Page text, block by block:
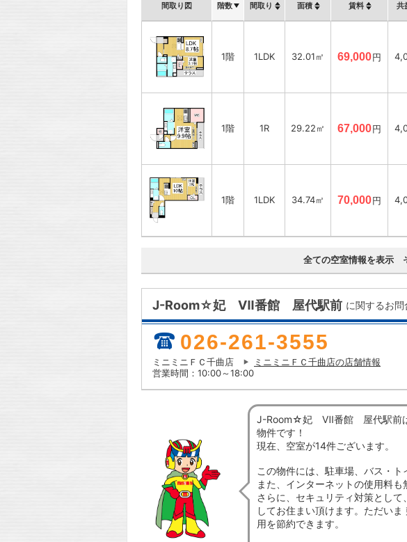
間取り図 階数 間取り 面積 賃料 共
1階 1LDK 32.01㎡ 69,000円
1階 1R 29.22㎡ 67,000円
1階 1LDK 34.74㎡ 70,000円
全ての空室情報を表示
J-Room☆妃 Ⅶ番館 屋代駅前 に関するお
026-261-3555
ミニミニＦＣ千曲店
ミニミニＦＣ千曲店の店舗情報
営業時間：10:00～18:00
J-Room☆妃 Ⅶ番館 屋代駅前は
物件です！
現在、空室が14件ございます。
この物件には、駐車場、バス・ト
また、インターネットの使用料も
さらに、セキュリティ対策とし
してお住まい頂けます。ただい
用を節約できます。